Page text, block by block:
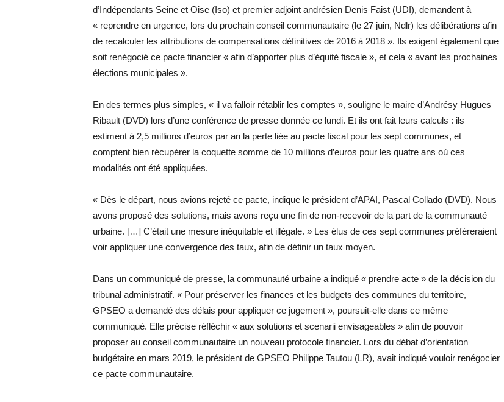
d’Indépendants Seine et Oise (Iso) et premier adjoint andrésien Denis Faist (UDI), demandent à
« reprendre en urgence, lors du prochain conseil communautaire (le 27 juin, Ndlr) les délibérations afin
de recalculer les attributions de compensations définitives de 2016 à 2018 ». Ils exigent également que
soit renégocié ce pacte financier « afin d’apporter plus d’équité fiscale », et cela « avant les prochaines
élections municipales ».
En des termes plus simples, « il va falloir rétablir les comptes », souligne le maire d’Andrésy Hugues
Ribault (DVD) lors d’une conférence de presse donnée ce lundi. Et ils ont fait leurs calculs : ils
estiment à 2,5 millions d’euros par an la perte liée au pacte fiscal pour les sept communes, et
comptent bien récupérer la coquette somme de 10 millions d’euros pour les quatre ans où ces
modalités ont été appliquées.
« Dès le départ, nous avions rejeté ce pacte, indique le président d’APAI, Pascal Collado (DVD). Nous
avons proposé des solutions, mais avons reçu une fin de non-recevoir de la part de la communauté
urbaine. […] C’était une mesure inéquitable et illégale. » Les élus de ces sept communes préféreraient
voir appliquer une convergence des taux, afin de définir un taux moyen.
Dans un communiqué de presse, la communauté urbaine a indiqué « prendre acte » de la décision du
tribunal administratif. « Pour préserver les finances et les budgets des communes du territoire,
GPSEO a demandé des délais pour appliquer ce jugement », poursuit-elle dans ce même
communiqué. Elle précise réfléchir « aux solutions et scenarii envisageables » afin de pouvoir
proposer au conseil communautaire un nouveau protocole financier. Lors du débat d’orientation
budgétaire en mars 2019, le président de GPSEO Philippe Tautou (LR), avait indiqué vouloir renégocier
ce pacte communautaire.